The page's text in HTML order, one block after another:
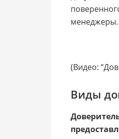
менеджеры.
(Видео:
Виды